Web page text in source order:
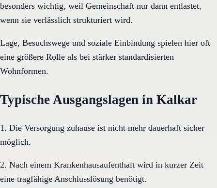
besonders wichtig, weil Gemeinschaft nur dann entlastet,
wenn sie verlässlich strukturiert wird.
Lage, Besuchswege und soziale Einbindung spielen hier oft
eine größere Rolle als bei stärker standardisierten
Wohnformen.
Typische Ausgangslagen in Kalkar
1. Die Versorgung zuhause ist nicht mehr dauerhaft sicher
möglich.
2. Nach einem Krankenhausaufenthalt wird in kurzer Zeit
eine tragfähige Anschlusslösung benötigt.